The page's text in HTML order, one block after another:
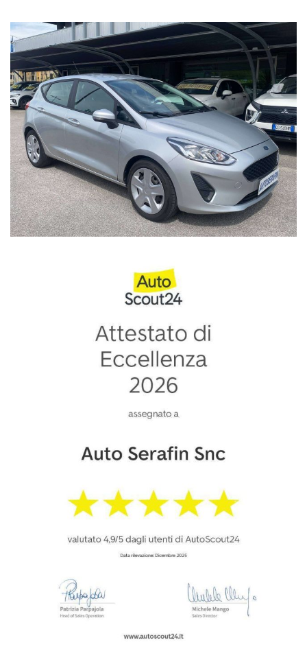
Entertainment & Media: Schermo multifunzione digitale,
touchscreen, volante multifunzione
Comfort & Convenience: Specchietti laterali elettrici, sedile
passeggero ribaltabile, sedile posteriore sdoppiato
Driver Assistance Systems: Controllo elettronico della corsia,
limitatore di velocità, sistema di avviso di distanza
Lighting: Fari di profondità antiabbagliamento
Extra Equipment: Luce d'ambiente